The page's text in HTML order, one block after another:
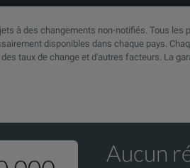
à des changements non-notifiés. Tous
disponibles dans chaque pays.
taux de change et d'autres facteurs. La
Aucun